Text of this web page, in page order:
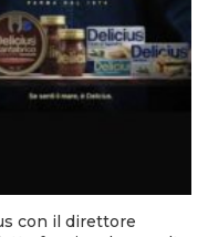
con il direttore